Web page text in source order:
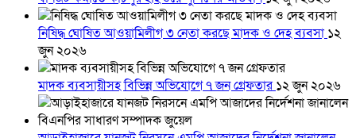
নিষিদ্ধ ঘোষিত আওয়ামিলীগ ৩ নেতা করছে মাদক ও দেহ ব্যবসা ১২
জুন ২০২৬
মাদক ব্যবসায়ীসহ বিভিন্ন অভিযোগে ৭ জন গ্রেফতার১২ জুন ২০২৬